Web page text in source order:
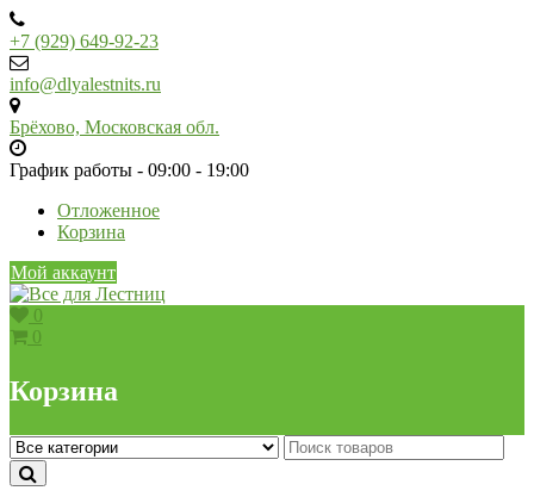
Skip
to
content
+7 (929) 649-92-23
info@dlyalestnits.ru
Брёхово, Московская обл.
График работы - 09:00 - 19:00
Отложенное
Корзина
Мой аккаунт
0
0
Корзина